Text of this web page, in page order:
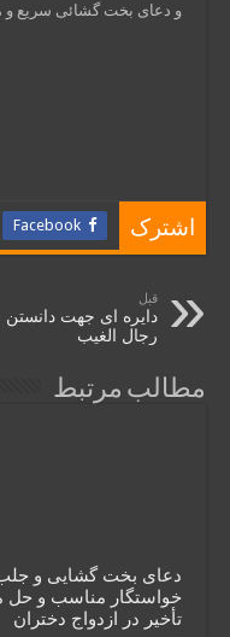
و دعای بخت گشائی سریع
اشترک Facebook
قبل
دایره ای جهت دانستن
رجال الغیب
مطالب مرتبط
دعای بخت‌ گشایی و
خواستگار مناسب و
تأخیر در ازدواج دختران